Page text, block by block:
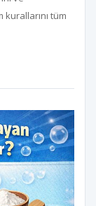
kurallarını tüm